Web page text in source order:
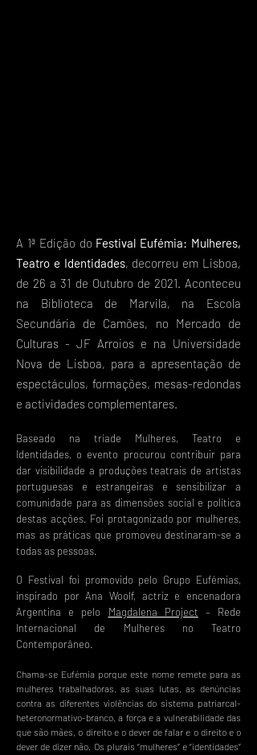
A 1ª Edição do Festival Eufémia: Mulheres,
Teatro e Identidades, decorreu em Lisboa,
de 26 a 31 de Outubro de 2021. Aconteceu
na Biblioteca de Marvila, na Escola
Secundária de Camões, no Mercado de
Culturas - JF Arroios e na Universidade
Nova de Lisboa, para a apresentação de
espectáculos, formações, mesas-redondas
e actividades complementares.
Baseado na tríade Mulheres, Teatro e
Identidades, o evento procurou contribuir para
dar visibilidade a produções teatrais de artistas
portuguesas e estrangeiras e sensibilizar a
comunidade para as dimensões social e política
destas acções. Foi protagonizado por mulheres,
mas as práticas que promoveu destinaram-se a
todas as pessoas.
O Festival foi promovido pelo Grupo Eufémias,
inspirado por Ana Woolf, actriz e encenadora
Argentina e pelo Magdalena Project – Rede
Internacional de Mulheres no Teatro
Contemporâneo.
Chama-se Eufémia porque este nome remete para as
mulheres trabalhadoras, as suas lutas, as denúncias
contra as diferentes violências do sistema patriarcal-
heteronormativo-branco, a força e a vulnerabilidade das
que são mães, o direito e o dever de falar e o direito e o
dever de dizer não. Os plurais “mulheres” e “identidades”